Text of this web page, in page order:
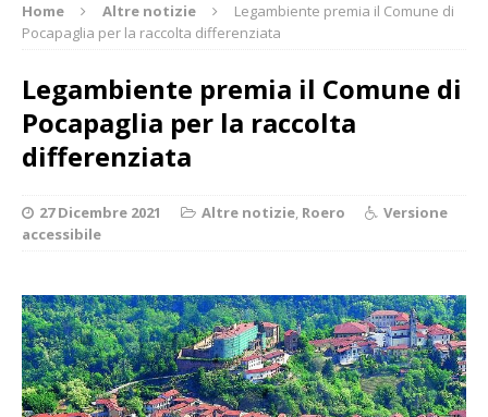
Home Altre notizie
Legambiente premia il Comune di
Pocapaglia per la raccolta differenziata
Legambiente premia il Comune di
Pocapaglia per la raccolta
differenziata
27 Dicembre 2021 Altre notizie, Roero
Versione
accessibile